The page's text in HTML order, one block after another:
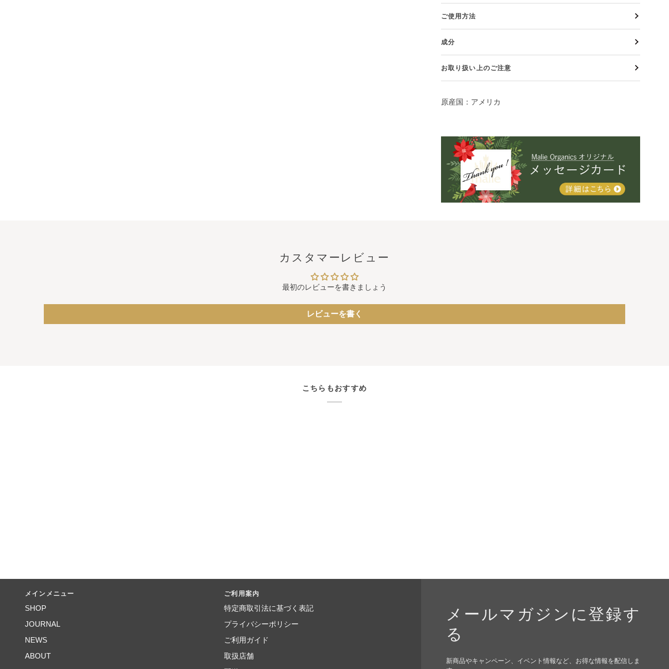
ご使用方法
成分
お取り扱い上のご注意
原産国：アメリカ
カスタマーレビュー
最初のレビューを書きましょう
レビューを書く
こちらもおすすめ
メールマガジンに登録す
る
新商品やキャンペーン、イベント情報など、お得な情報を配信しま
メインメニュー
SHOP
JOURNAL
NEWS
ABOUT
ご利用案内
特定商取引法に基づく表記
プライバシーポリシー
ご利用ガイド
取扱店舗